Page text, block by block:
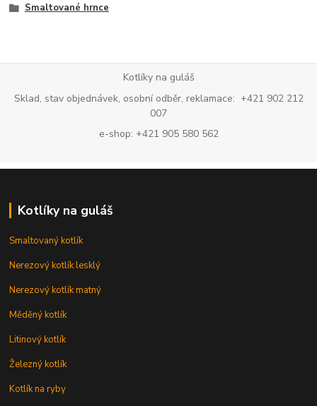
Smaltované hrnce
Kotlíky na guláš
Sklad, stav objednávek, osobní odběr, reklamace: +421 902 212
007
e-shop: +421 905 580 562
Kotlíky na guláš
Smaltovaný kotlík
Nerezový kotlík lesklý
Nerezový kotlík matný
Měděný kotlík
Litinový kotlík
Železný kotlík
Kotlík na ryby